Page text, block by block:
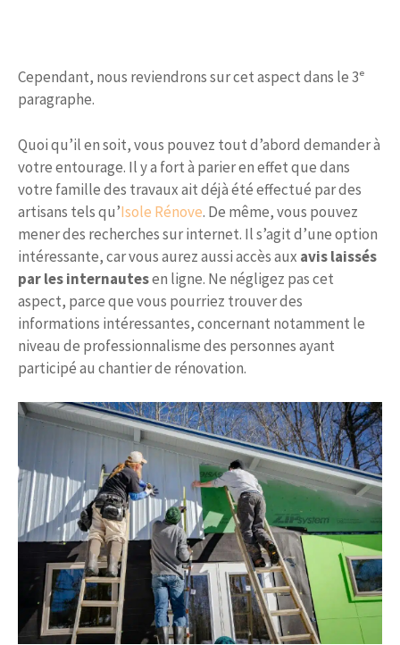
Cependant, nous reviendrons sur cet aspect dans le 3ᵉ
paragraphe.
Quoi qu’il en soit, vous pouvez tout d’abord demander à
votre entourage. Il y a fort à parier en effet que dans
votre famille des travaux ait déjà été effectué par des
artisans tels qu’Isole Rénove. De même, vous pouvez
mener des recherches sur internet. Il s’agit d’une option
intéressante, car vous aurez aussi accès aux avis laissés
par les internautesen ligne. Ne négligez pas cet
aspect, parce que vous pourriez trouver des
informations intéressantes, concernant notamment le
niveau de professionnalisme des personnes ayant
participé au chantier de rénovation.